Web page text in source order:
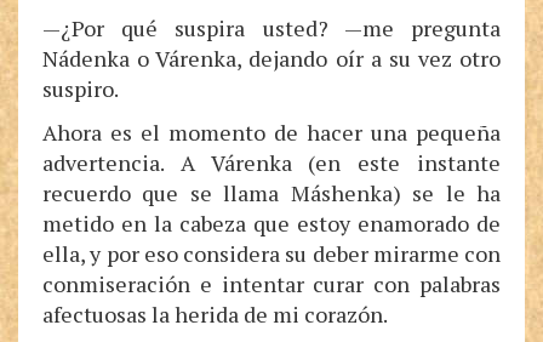
—¿Por qué suspira usted? —me pregunta
Nádenka o Várenka, dejando oír a su vez otro
suspiro.
Ahora es el momento de hacer una pequeña
advertencia. A Várenka (en este instante
recuerdo que se llama Máshenka) se le ha
metido en la cabeza que estoy enamorado de
ella, y por eso considera su deber mirarme con
conmiseración e intentar curar con palabras
afectuosas la herida de mi corazón.